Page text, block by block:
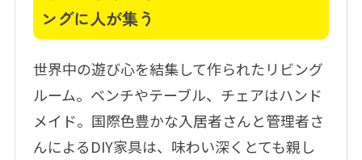
ングに人が集う
世界中の遊び心を結集して作られたリビング
ルーム。ベンチやテーブル、チェアはハンド
メイド。国際色豊かな入居者さんと管理者さ
んによるDIY家具は、味わい深くとても親し